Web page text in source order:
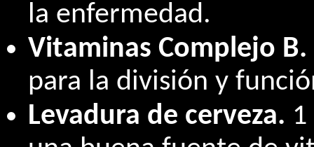
la enfermedad.
Vitaminas Complejo B.
para la división y
Levadura de cerveza.